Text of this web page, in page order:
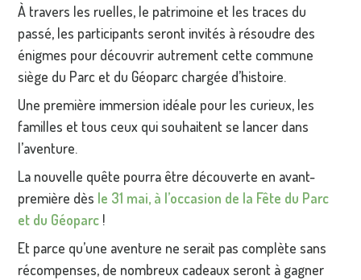
À travers les ruelles, le patrimoine et les traces du
passé, les participants seront invités à résoudre des
énigmes pour découvrir autrement cette commune
siège du Parc et du Géoparc chargée d’histoire.
Une première immersion idéale pour les curieux, les
familles et tous ceux qui souhaitent se lancer dans
l’aventure.
La nouvelle quête pourra être découverte en avant-
première dès le 31 mai, à l’occasion de la Fête du Parc
et du Géoparc !
Et parce qu’une aventure ne serait pas complète sans
récompenses, de nombreux cadeaux seront à gagner